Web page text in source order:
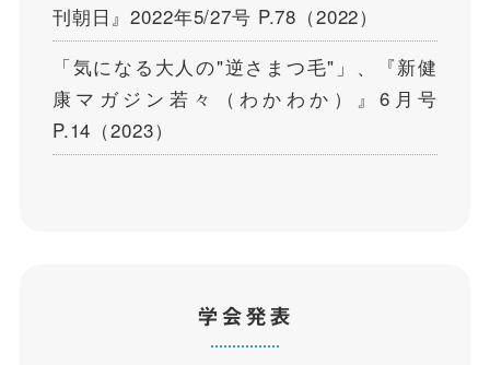
刊朝日』2022年5/27号 P.78（2022）
「気になる大人の"逆さまつ毛"」、『新健
康マガジン若々（わかわか）』6月号
P.14（2023）
学会発表